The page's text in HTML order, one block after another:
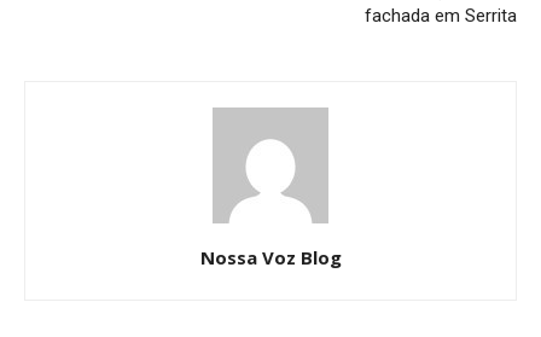
fachada em Serrita
Nossa Voz Blog